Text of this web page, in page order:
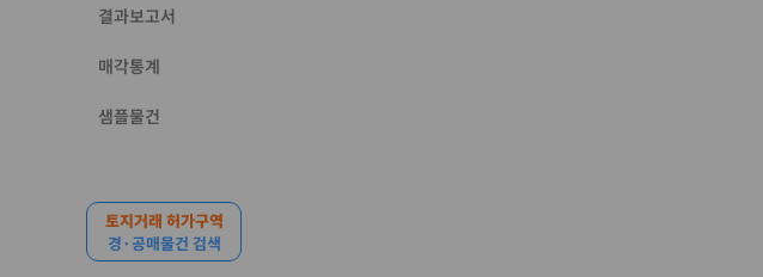
결과보고서
매각통계
샘플물건
토지거래 허가구역
경·공매물건 검색